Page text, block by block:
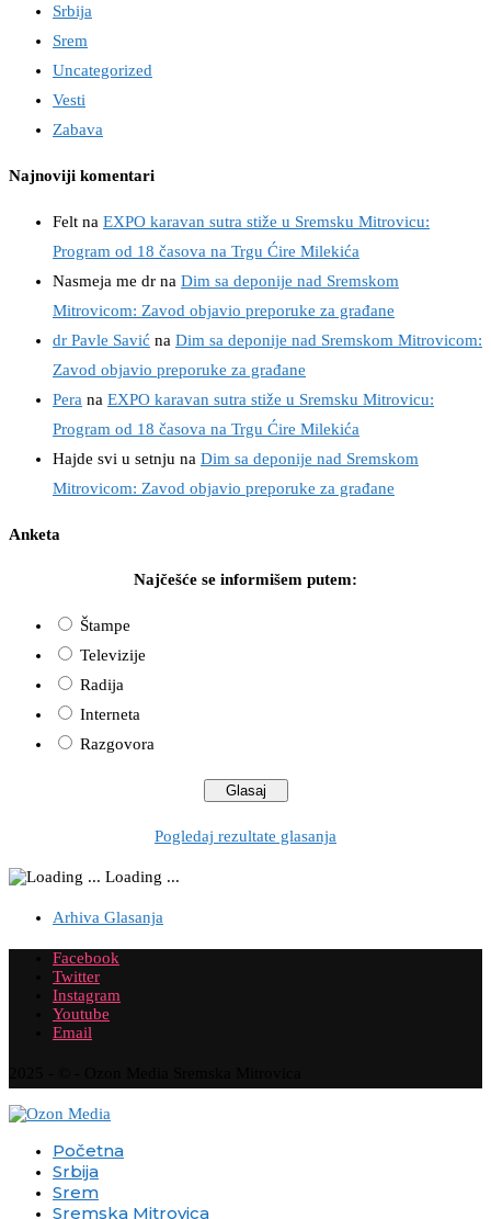
Srbija
Srem
Uncategorized
Vesti
Zabava
Najnoviji komentari
Felt na EXPO karavan sutra stiže u Sremsku Mitrovicu:
Program od 18 časova na Trgu Ćire Milekića
Nasmeja me dr na Dim sa deponije nad Sremskom
Mitrovicom: Zavod objavio preporuke za građane
dr Pavle Savić na Dim sa deponije nad Sremskom Mitrovicom:
Zavod objavio preporuke za građane
Pera na EXPO karavan sutra stiže u Sremsku Mitrovicu:
Program od 18 časova na Trgu Ćire Milekića
Hajde svi u setnju na Dim sa deponije nad Sremskom
Mitrovicom: Zavod objavio preporuke za građane
Anketa
Najčešće se informišem putem:
Štampe
Televizije
Radija
Interneta
Razgovora
Pogledaj rezultate glasanja
Loading ...
Arhiva Glasanja
Facebook
Twitter
Instagram
Youtube
Email
Početna
Srbija
Srem
Sremska Mitrovica